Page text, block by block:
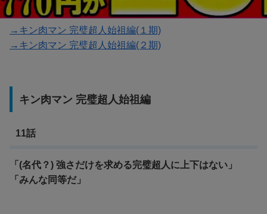
→キン肉マン 完璧超人始祖編(１期)
→キン肉マン 完璧超人始祖編(２期)
キン肉マン 完璧超人始祖編
11話
「(名代？) 強さだけを求める完璧超人に上下はない」
「みんな同等だ」